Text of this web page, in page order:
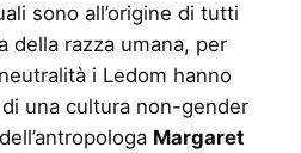
sono all’origine di tutti
della razza umana, per
i Ledom hanno
di una cultura non-gender
Margaret